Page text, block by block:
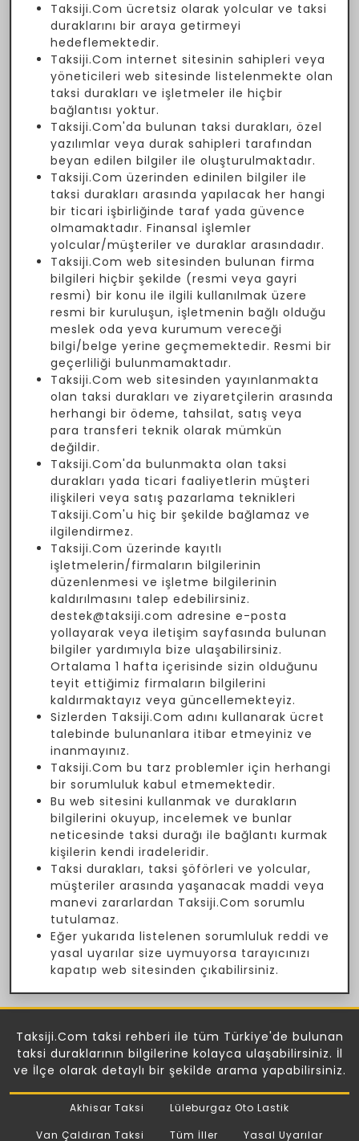
Taksiji.Com ücretsiz olarak yolcular ve taksi
duraklarını bir araya getirmeyi
hedeflemektedir.
Taksiji.Com internet sitesinin sahipleri veya
yöneticileri web sitesinde listelenmekte olan
taksi durakları ve işletmeler ile hiçbir
bağlantısı yoktur.
Taksiji.Com'da bulunan taksi durakları, özel
yazılımlar veya durak sahipleri tarafından
beyan edilen bilgiler ile oluşturulmaktadır.
Taksiji.Com üzerinden edinilen bilgiler ile
taksi durakları arasında yapılacak her hangi
bir ticari işbirliğinde taraf yada güvence
olmamaktadır. Finansal işlemler
yolcular/müşteriler ve duraklar arasındadır.
Taksiji.Com web sitesinden bulunan firma
bilgileri hiçbir şekilde (resmi veya gayri
resmi) bir konu ile ilgili kullanılmak üzere
resmi bir kuruluşun, işletmenin bağlı olduğu
meslek oda yeva kurumum vereceği
bilgi/belge yerine geçmemektedir. Resmi bir
geçerliliği bulunmamaktadır.
Taksiji.Com web sitesinden yayınlanmakta
olan taksi durakları ve ziyaretçilerin arasında
herhangi bir ödeme, tahsilat, satış veya
para transferi teknik olarak mümkün
değildir.
Taksiji.Com'da bulunmakta olan taksi
durakları yada ticari faaliyetlerin müşteri
ilişkileri veya satış pazarlama teknikleri
Taksiji.Com'u hiç bir şekilde bağlamaz ve
ilgilendirmez.
Taksiji.Com üzerinde kayıtlı
işletmelerin/firmaların bilgilerinin
düzenlenmesi ve işletme bilgilerinin
kaldırılmasını talep edebilirsiniz.
destek@taksiji.com adresine e-posta
yollayarak veya iletişim sayfasında bulunan
bilgiler yardımıyla bize ulaşabilirsiniz.
Ortalama 1 hafta içerisinde sizin olduğunu
teyit ettiğimiz firmaların bilgilerini
kaldırmaktayız veya güncellemekteyiz.
Sizlerden Taksiji.Com adını kullanarak ücret
talebinde bulunanlara itibar etmeyiniz ve
inanmayınız.
Taksiji.Com bu tarz problemler için herhangi
bir sorumluluk kabul etmemektedir.
Bu web sitesini kullanmak ve durakların
bilgilerini okuyup, incelemek ve bunlar
neticesinde taksi durağı ile bağlantı kurmak
kişilerin kendi iradeleridir.
Taksi durakları, taksi şöförleri ve yolcular,
müşteriler arasında yaşanacak maddi veya
manevi zararlardan Taksiji.Com sorumlu
tutulamaz.
Eğer yukarıda listelenen sorumluluk reddi ve
yasal uyarılar size uymuyorsa tarayıcınızı
kapatıp web sitesinden çıkabilirsiniz.
Taksiji.Com taksi rehberi ile tüm Türkiye'de bulunan
taksi duraklarının bilgilerine kolayca ulaşabilirsiniz. İl
ve İlçe olarak detaylı bir şekilde arama yapabilirsiniz.
Akhisar Taksi
Lüleburgaz Oto Lastik
Van Çaldıran Taksi
Tüm İller Yasal Uyarılar